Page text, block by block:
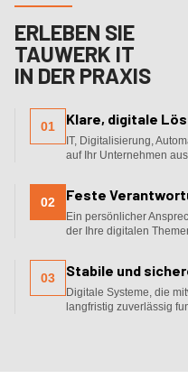
ERLEBEN SIE
TAUWERK IT
IN DER PRAXIS
01 Klare, digitale
IT, Digitalisierung,
auf Ihr Unternehmen
02 Feste
Ein persönlicher
der Ihre digitalen
03 Stabile und
Digitale Systeme, die
langfristig zuverlässig